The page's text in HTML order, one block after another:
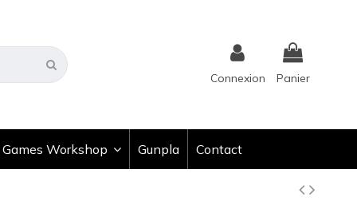
Connexion Panier
Games Workshop Gunpla Contact